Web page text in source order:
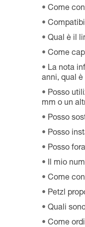
Come
Qual è il
Come
La nota
anni, qual
Posso
mm o un
Posso
Posso
Posso
Il mio
Come
Petzl
Quali
Come